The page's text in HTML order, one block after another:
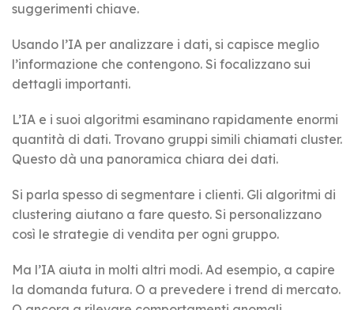
suggerimenti chiave.
Usando l’IA per analizzare i dati, si capisce meglio
l’informazione che contengono. Si focalizzano sui
dettagli importanti.
L’IA e i suoi algoritmi esaminano rapidamente enormi
quantità di dati. Trovano gruppi simili chiamati cluster.
Questo dà una panoramica chiara dei dati.
Si parla spesso di segmentare i clienti. Gli algoritmi di
clustering aiutano a fare questo. Si personalizzano
così le strategie di vendita per ogni gruppo.
Ma l’IA aiuta in molti altri modi. Ad esempio, a capire
la domanda futura. O a prevedere i trend di mercato.